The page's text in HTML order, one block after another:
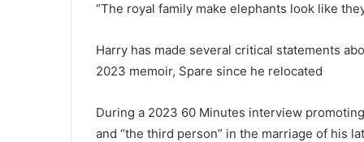
“The royal family make elephants look like
Harry has made several critical statements
2023 memoir, Spare since he relocated
During a 2023 60 Minutes interview
and “the third person” in the marriage of his